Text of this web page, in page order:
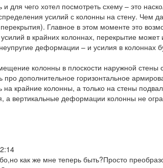
и для чего хотел посмотреть схему – это
усилий с колонны на стену. Чем
перекрытия). Главное в этом моменте это
в крайних колоннах, перекрытие
деформации – и усилия в колоннах
колонны в плоскости наружной
про дополнительное горизонтальное
крайние колонны, а только на стены
а вертикальные деформации колонны не
как же мне теперь быть?Просто